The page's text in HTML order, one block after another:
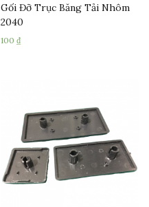
Gối Đỡ Trục Băng Tải Nhôm
2040
100₫